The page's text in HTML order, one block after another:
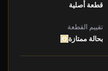
قطعة أصلية
تقييم القطعة
بحالة ممتازة